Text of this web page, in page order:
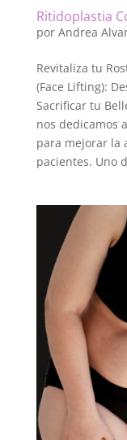
Ritidoplastia
por Andrea
Revitaliza tu
(Face Lifting):
Sacrificar tu
nos dedicamos
para mejorar la
pacientes. Uno